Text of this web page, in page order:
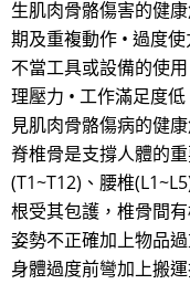
生肌肉骨骼傷害的健
期及重複動作 • 過度
不當工具或設備的使
理壓力 • 工作滿足度
見肌肉骨骼傷病的健
脊椎骨是支撐人體的
(T1~T12)、腰椎
根受其包護，椎骨間
姿勢不正確加上物品
身體過度前彎加上搬